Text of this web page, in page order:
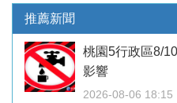
推薦新聞
桃園5行政區8/
影響
2026-08-06 18:15